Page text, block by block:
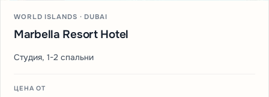
WORLD ISLANDS · DUBAI
Marbella Resort Hotel
Студия, 1-2 спальни
ЦЕНА ОТ